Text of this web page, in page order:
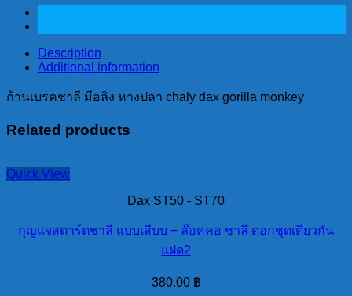
หางปลา
chaly
gorilla
monkey
Description
Additional information
ก้านเบรคชาลี มือลิง หางปลา chaly dax gorilla monkey
Related products
Quick View
Dax ST50 - ST70
กุญแจสตาร์ตชาลี แบบเสีบบ + ล๊อคคอ ชาลี ดอกชุดเดียวกัน
แฝด2
380.00 ฿